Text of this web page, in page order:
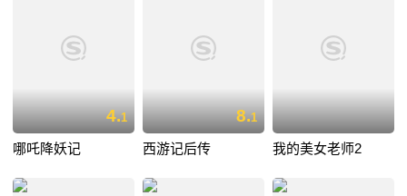
4.1
哪吒降妖记
8.1
西游记后传 我的美女老师2